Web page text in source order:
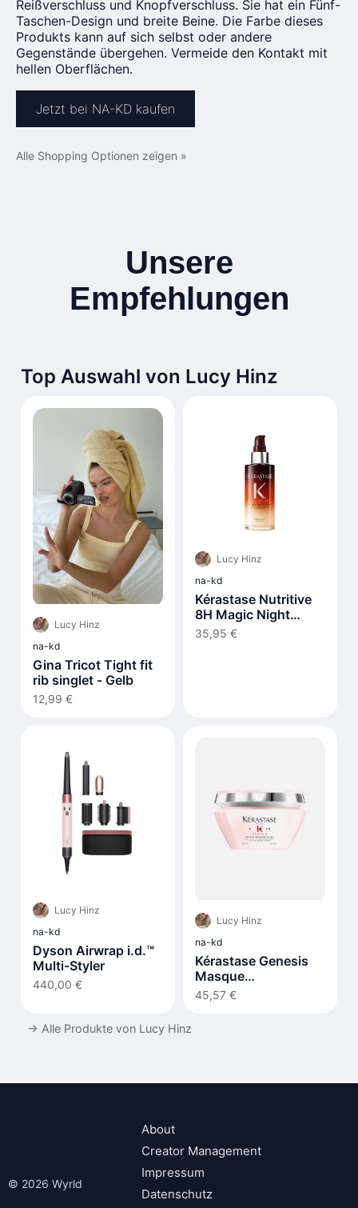
Reißverschluss und Knopfverschluss. Sie hat ein Fünf-
Taschen-Design und breite Beine. Die Farbe dieses
Produkts kann auf sich selbst oder andere
Gegenstände übergehen. Vermeide den Kontakt mit
hellen Oberflächen.
Jetzt bei NA-KD kaufen
Alle Shopping Optionen zeigen »
Unsere
Empfehlungen
Top Auswahl von Lucy Hinz
Lucy Hinz
na-kd
Gina Tricot Tight fit
rib singlet - Gelb
12,99 €
Lucy Hinz
na-kd
Kérastase Nutritive
8H Magic Night
Serum
35,95 €
Lucy Hinz
na-kd
Dyson Airwrap i.d.™
Multi-Styler
440,00 €
Lucy Hinz
na-kd
Kérastase Genesis
Masque
Reconstituant 200ml
45,57 €
→ Alle Produkte von Lucy Hinz
© 2026 Wyrld
About
Creator Management
Impressum
Datenschutz